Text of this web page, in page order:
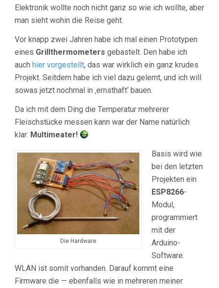
Elektronik wollte noch nicht ganz so wie ich wollte, aber
man sieht wohin die Reise geht.
Vor knapp zwei Jahren habe ich mal einen Prototypen
eines Grillthermometers gebastelt. Den habe ich
auch hier vorgestellt, das war wirklich ein ganz krudes
Projekt. Seitdem habe ich viel dazu gelernt, und ich will
sowas jetzt nochmal in ‚ernsthaft‘ bauen.
Da ich mit dem Ding die Temperatur mehrerer
Fleischstücke messen kann war der Name natürlich
klar: Multimeater!
Die Hardware
Basis wird wie
bei den letzten
Projekten ein
ESP8266-
Modul,
programmiert
mit der
Arduino-
Software.
WLAN ist somit vorhanden. Darauf kommt eine
Firmware die — ebenfalls wie in mehreren meiner